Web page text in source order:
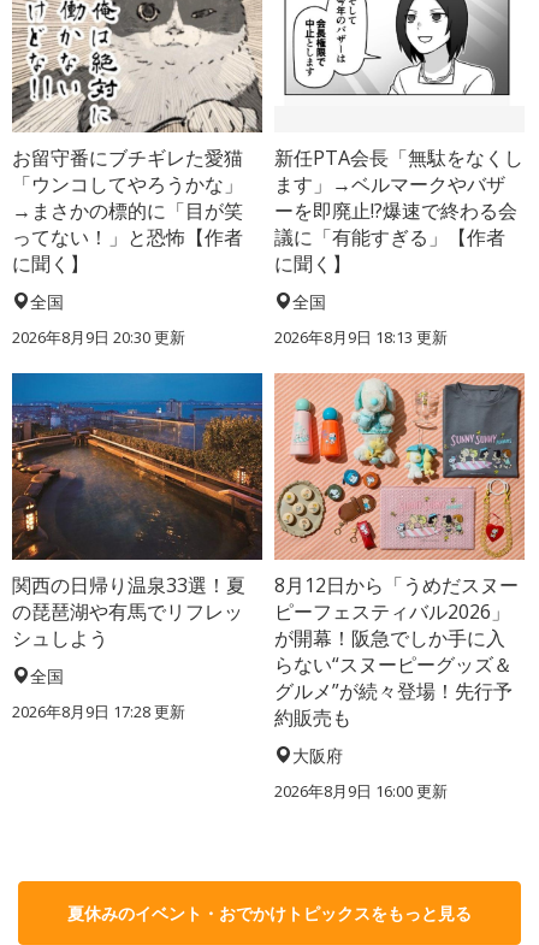
お留守番にブチギレた愛猫
「ウンコしてやろうかな」
→まさかの標的に「目が笑
ってない！」と恐怖【作者
に聞く】
全国
2026年8月9日 20:30更新
新任PTA会長「無駄をなくし
ます」→ベルマークやバザ
ーを即廃止!?爆速で終わる会
議に「有能すぎる」【作者
に聞く】
全国
2026年8月9日 18:13 更新
関西の日帰り温泉33選！夏
の琵琶湖や有馬でリフレッ
シュしよう
全国
2026年8月9日 17:28更新
8月12日から「うめだスヌー
ピーフェスティバル2026」
が開幕！阪急でしか手に入
らない“スヌーピーグッズ＆
グルメ”が続々登場！先行予
約販売も
大阪府
2026年8月9日 16:00更新
夏休みのイベント・おでかけトピックスをもっと見る